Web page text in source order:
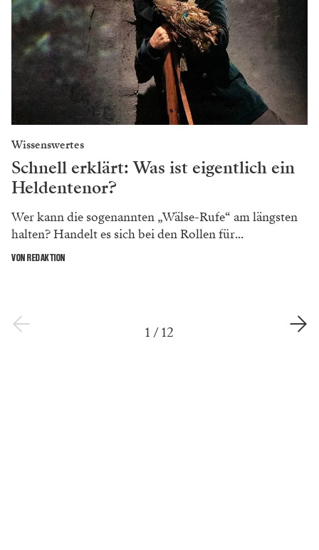
Wissenswertes
Schnell erklärt: Was ist eigentlich ein
Heldentenor?
Wer kann die sogenannten „Wälse-Rufe“ am längsten
halten? Handelt es sich bei den Rollen für...
VON REDAKTION
1 /12